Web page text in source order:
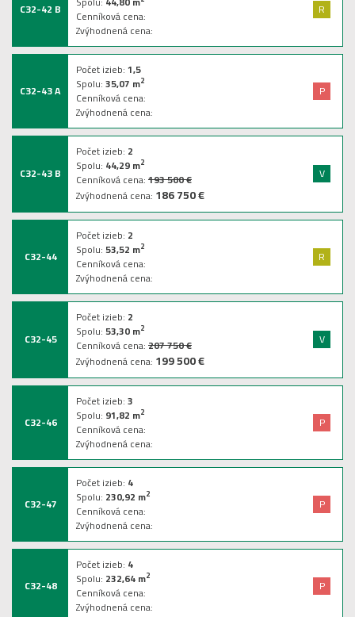
C32-42 B Cenníková cena:
Zvýhodnená cena:
R
C32-43 A
Počet izieb:1,5
Spolu:35,07 m2
Cenníková cena:
Zvýhodnená cena:
P
C32-43 B
Počet izieb: 2
Spolu: 44,29m2
Cenníková cena:193 500 €
Zvýhodnená cena: 186 750 €
V
C32-44
Počet izieb: 2
Spolu:53,52 m2
Cenníková cena:
Zvýhodnená cena:
R
C32-45
Počet izieb: 2
Spolu:53,30m2
Cenníková cena:207 750 €
Zvýhodnená cena: 199 500 €
V
C32-46
Počet izieb:3
Spolu: 91,82 m2
Cenníková cena:
Zvýhodnená cena:
P
C32-47
Počet izieb: 4
Spolu: 230,92 m2
Cenníková cena:
Zvýhodnená cena:
P
C32-48
Počet izieb: 4
Spolu: 232,64m2
Cenníková cena:
Zvýhodnená cena:
P